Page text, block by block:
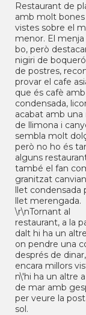
Restaurant de
amb molt bones
vistes sobre el
menor. El
bo, però
nigiri de
de postres,
provar el cafe
que és cafè
condensada,
acabat amb una
de llimona i
sembla molt
però no ho és
alguns
també el fan
granitzat
llet condensada
llet merengada.
\r\nTornant al
restaurant, a la
dalt hi ha un
on pendre una
després de
encara millors
n\'hi ha un altre
de mar amb
per veure la
sol.